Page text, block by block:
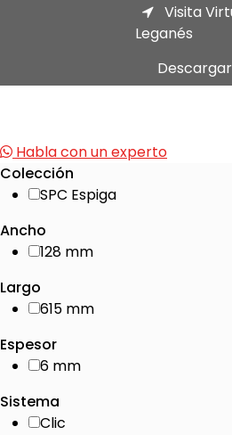
Visita
Leganés
Habla con un experto
Colección
SPC Espiga
Ancho
128 mm
Largo
615 mm
Espesor
6 mm
Sistema
Clic